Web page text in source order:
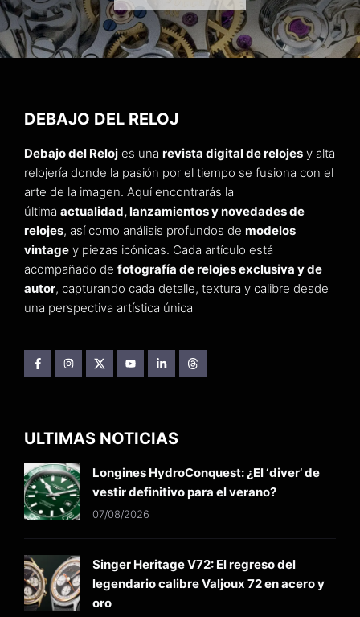
DEBAJO DEL RELOJ
Debajo del Reloj es una revista digital de relojes y alta
relojería donde la pasión por el tiempo se fusiona con el
arte de la imagen. Aquí encontrarás la
última actualidad, lanzamientos y novedades de
relojes, así como análisis profundos de modelos
vintage y piezas icónicas. Cada artículo está
acompañado de fotografía de relojes exclusiva y de
autor, capturando cada detalle, textura y calibre desde
una perspectiva artística única
ULTIMAS NOTICIAS
Longines HydroConquest: ¿El ‘diver’ de
vestir definitivo para el verano?
07/08/2026
Singer Heritage V72: El regreso del
legendario calibre Valjoux 72 en acero y
oro